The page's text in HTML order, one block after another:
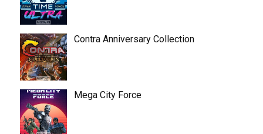
Contra Anniversary Collection
Mega City Force